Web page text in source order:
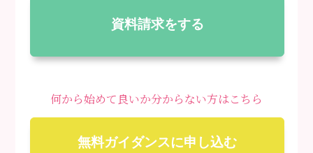
資料請求をする
何から始めて良いか分からない方はこちら
無料ガイダンスに申し込む